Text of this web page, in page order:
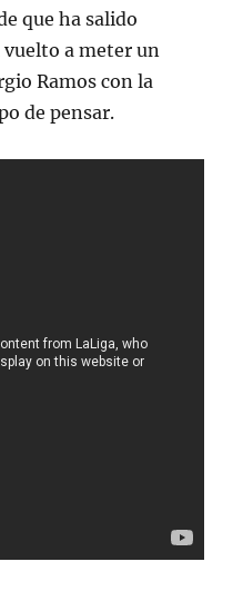
que ha salido
a meter un
Ramos con la
de pensar.